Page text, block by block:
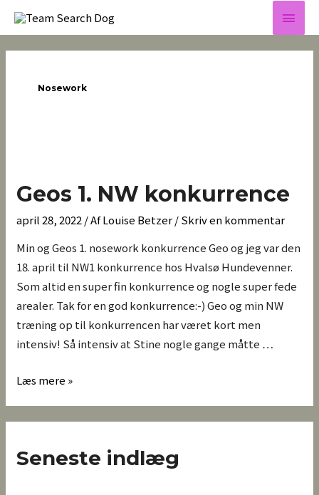
indholdet
Nosework
Geos 1. NW konkurrence
april 28, 2022/ AfLouise Betzer/Skriv en kommentar
Min og Geos 1. nosework konkurrence Geo og jeg var den
18. april til NW1 konkurrence hos Hvalsø Hundevenner.
Som altid en super fin konkurrence og nogle super fede
arealer. Tak for en god konkurrence:-) Geo og min NW
træning op til konkurrencen har været kort men
intensiv! Så intensiv at Stine nogle gange måtte …
NW
Læs mere »
Seneste indlæg